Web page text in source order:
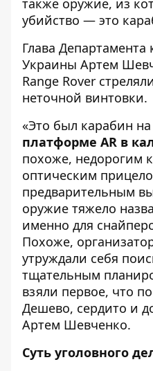
также оружие, из
убийство — это
Глава
Украины Артем
Range Rover
неточной винтовки.
«Это был карабин на
платформе AR в
похоже, недорогим
оптическим
предварительным
оружие тяжело
именно для
Похоже,
утруждали себя
тщательным
взяли первое, что
Дешево, сердито и
Артем Шевченко.
Суть уголовного